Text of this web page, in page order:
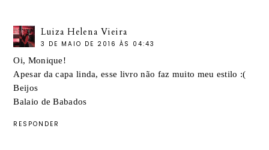
Luiza Helena Vieira
3 DE MAIO DE 2016 ÀS 04:43
Oi, Monique!
Apesar da capa linda, esse livro não faz muito meu estilo :(
Beijos
Balaio de Babados
RESPONDER